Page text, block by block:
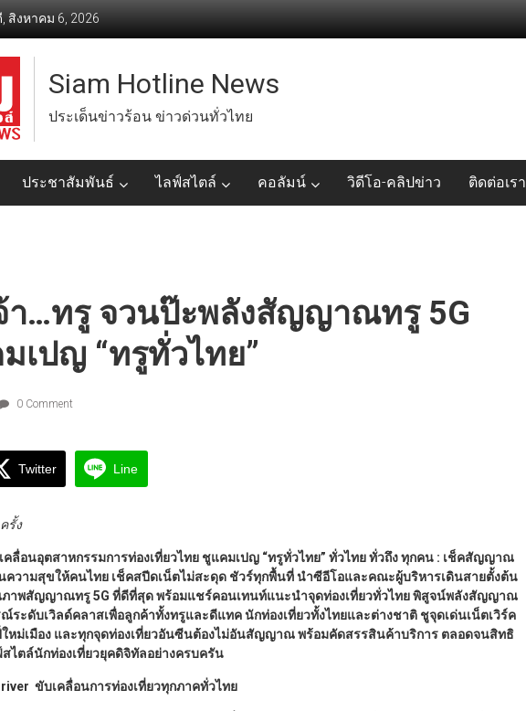
สิงหาคม 6, 2026
Siam Hotline News
ประเด็นข่าวร้อน ข่าวด่วนทั่วไทย
ประชาสัมพันธ์ ไลฟ์สไตล์ คอลัมน์ วิดีโอ-คลิปข่าว ติดต่อเรา
า…ทรู จวนป๊ะพลังสัญญาณทรู 5G
เปญ “ทรูทั่วไทย”
0 Comment
Twitter Line
รั้ง
คลื่อนอุตสาหกรรมการท่องเที่ยวไทย ชูแคมเปญ “ทรูทั่วไทย” ทั่วไทย ทั่วถึง ทุกคน : เช็คสัญญาณ
ความสุขให้คนไทย เช็คสปีดเน็ตไม่สะดุด ชัวร์ทุกพื้นที่ นำซีอีโอและคณะผู้บริหารเดินสายตั้งต้น
ภาพสัญญาณทรู5G ที่ดีที่สุด พร้อมแชร์คอนเทนท์แนะนำจุดท่องเที่ยวทั่วไทย พิสูจน์พลังสัญญาณ
ระดับเวิลด์คลาสเพื่อลูกค้าทั้งทรูและดีแทค นักท่องเที่ยวทั้งไทยและต่างชาติ ชูจุดเด่นเน็ตเวิร์ค
หม่เมือง และทุกจุดท่องเที่ยวอันซีนต้องไม่อันสัญญาณ พร้อมคัดสรรสินค้าบริการ ตลอดจนสิทธิ
ไตล์นักท่องเที่ยวยุคดิจิทัลอย่างครบครัน
ขับเคลื่อนการท่องเที่ยวทุกภาคทั่วไทย